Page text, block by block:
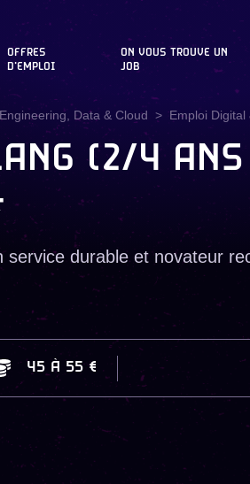
OFFRES
D'EMPLOI
ON VOUS TROUVE UN
JOB
Data & Cloud Emploi Digital
(2/4
durable et novateur
45 À 55 €